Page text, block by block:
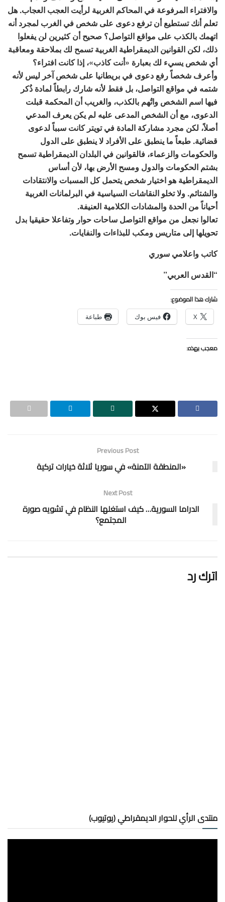
والافتراء المرفوعة في المحاكم الغربية لرأيت العجب العجاب. هل
تعلم أنك تستطيع أن ترفع دعوى على شخص في الغرب لمجرد أنه
اتهمك بالكذب على مواقع التواصل؟ صحيح أن كثيرين لن يفعلوا
ذلك، لكن القوانين الديمقراطية الغربية تسمح لك بملاحقة ومعاقبة
أي شخص يسيء لك بعبارة «أنت كاذب»، إذا كانت افتراء؟
وأعرف شخصاً رفع دعوى في بريطانيا على شخص آخر ليس لأنه
شتمه في مواقع التواصل، بل فقط لأنه شارك رابطاً لمادة ذُكر
فيها اسم الشخص واتُهم بالكذب، والغريب أن المحكمة قبلت
الدعوى، مع أن الشخص المدعى عليه لم يكن يعرف المدعي
أصلاً، لكن مجرد مشاركة المادة في تويتر كانت سبباً لدعوى
قضائية. طبعاً ما ينطبق على الأفراد لا ينطبق على الدول
والحكومات والزعماء، فالقوانين في البلدان الديمقراطية تسمح
بشتم الحكومات والدول ومسح الأرض بها، لأن أساس
الديمقراطية هو اختيار شخص يتحمل كل المسبات والانتقادات
والشتائم. ولا تخلو النقاشات السياسية في البرلمانات الغربية
أحياناً من الحدة والمشادات الكلامية العنيفة.
تعالوا نجعل من مواقع التواصل ساحات حوار وتفاعلا حقيقيا بدل
تحويلها إلى متاريس ومكب للبذاءات والنفايات.
كاتب واعلامي سوري
“القدس العربي”
شارك هذا الموضوع:
X فيس بوك طباعة
معجب بهذه:
Previous Post
«المنطقة الآمنة» في سوريا ثلاثة خيارات تركية
Next Post
الدراما السورية… كيف استغلها النظام في تشويه صورة
المجتمع؟
اترك رد
منتدى الرأي للحوار الديمقراطي (يوتيوب)